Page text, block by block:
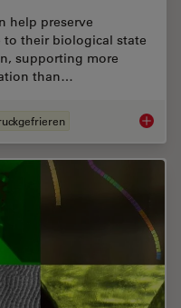
help preserve
to their biological state
supporting more
than…
High-